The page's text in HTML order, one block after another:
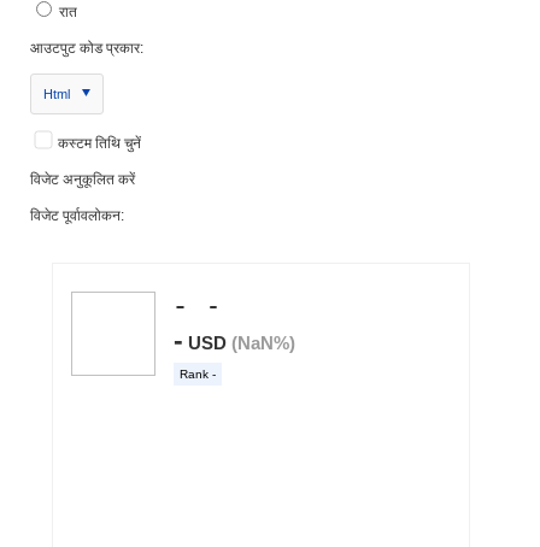
रात
आउटपुट कोड प्रकार:
Html
कस्टम तिथि चुनें
विजेट अनुकूलित करें
विजेट पूर्वावलोकन: